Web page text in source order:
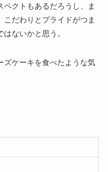
クトもあるだろうし、ま
だわりとプライドがつま
ないかと思う。
ズケーキを食べたような気